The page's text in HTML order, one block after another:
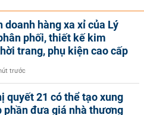
doanh hàng xa xỉ của Lý
phối, thiết kế kim
trang, phụ kiện cao cấp
trước
quyết 21 có thể tạo xung
phần đưa giá nhà thương